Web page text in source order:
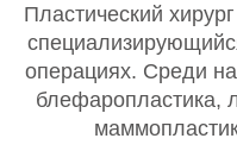
Пластический
операциях. Среди
блефаропластика,